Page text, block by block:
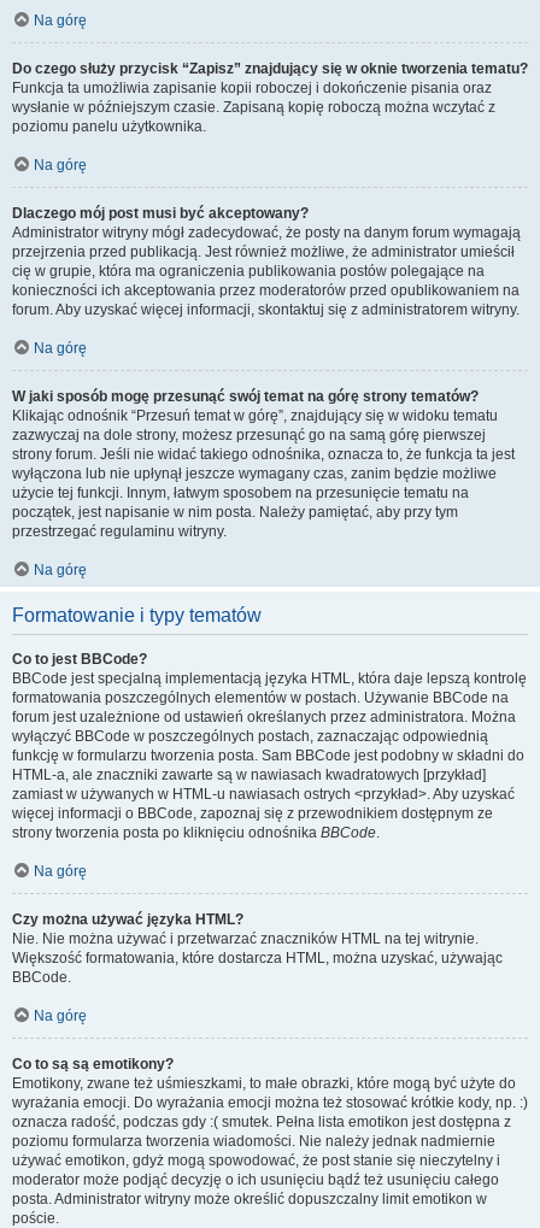
Na górę
Do czego służy przycisk “Zapisz” znajdujący się w oknie tworzenia tematu?
Funkcja ta umożliwia zapisanie kopii roboczej i dokończenie pisania oraz
wysłanie w późniejszym czasie. Zapisaną kopię roboczą można wczytać z
poziomu panelu użytkownika.
Na górę
Dlaczego mój post musi być akceptowany?
Administrator witryny mógł zadecydować, że posty na danym forum wymagają
przejrzenia przed publikacją. Jest również możliwe, że administrator umieścił
cię w grupie, która ma ograniczenia publikowania postów polegające na
konieczności ich akceptowania przez moderatorów przed opublikowaniem na
forum. Aby uzyskać więcej informacji, skontaktuj się z administratorem witryny.
Na górę
W jaki sposób mogę przesunąć swój temat na górę strony tematów?
Klikając odnośnik “Przesuń temat w górę”, znajdujący się w widoku tematu
zazwyczaj na dole strony, możesz przesunąć go na samą górę pierwszej
strony forum. Jeśli nie widać takiego odnośnika, oznacza to, że funkcja ta jest
wyłączona lub nie upłynął jeszcze wymagany czas, zanim będzie możliwe
użycie tej funkcji. Innym, łatwym sposobem na przesunięcie tematu na
początek, jest napisanie w nim posta. Należy pamiętać, aby przy tym
przestrzegać regulaminu witryny.
Na górę
Formatowanie i typy tematów
Co to jest BBCode?
BBCode jest specjalną implementacją języka HTML, która daje lepszą kontrolę
formatowania poszczególnych elementów w postach. Używanie BBCode na
forum jest uzależnione od ustawień określanych przez administratora. Można
wyłączyć BBCode w poszczególnych postach, zaznaczając odpowiednią
funkcję w formularzu tworzenia posta. Sam BBCode jest podobny w składni do
HTML-a, ale znaczniki zawarte są w nawiasach kwadratowych [przykład]
zamiast w używanych w HTML-u nawiasach ostrych <przykład>. Aby uzyskać
więcej informacji o BBCode, zapoznaj się z przewodnikiem dostępnym ze
strony tworzenia posta po kliknięciu odnośnika BBCode.
Na górę
Czy można używać języka HTML?
Nie. Nie można używać i przetwarzać znaczników HTML na tej witrynie.
Większość formatowania, które dostarcza HTML, można uzyskać, używając
BBCode.
Na górę
Co to są są emotikony?
Emotikony, zwane też uśmieszkami, to małe obrazki, które mogą być użyte do
wyrażania emocji. Do wyrażania emocji można też stosować krótkie kody, np. :)
oznacza radość, podczas gdy :( smutek. Pełna lista emotikon jest dostępna z
poziomu formularza tworzenia wiadomości. Nie należy jednak nadmiernie
używać emotikon, gdyż mogą spowodować, że post stanie się nieczytelny i
moderator może podjąć decyzję o ich usunięciu bądź też usunięciu całego
posta. Administrator witryny może określić dopuszczalny limit emotikon w
poście.